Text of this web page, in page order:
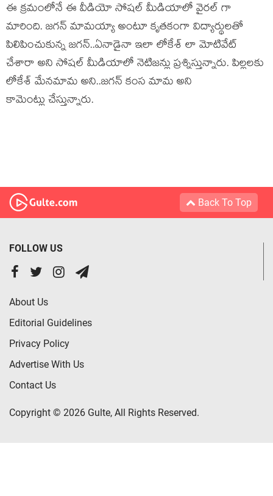
ఈ క్రమంలోనే ఈ వీడియో సోషల్ మీడియాలో వైరల్ గా
మారింది. జగన్ మామయ్యా అంటూ కృతకంగా విద్యార్థులతో
పిలిపించుకున్న జగన్..ఏనాడైనా ఇలా లోకేశ్ లా మోటివేట్
చేశారా అని సోషల్ మీడియాలో నెటిజన్లు ప్రశ్నిస్తున్నారు. పిల్లలకు
లోకేశ్ మేనమామ అని..జగన్ కంస మామ అని
కామెంట్లు చేస్తున్నారు.
Back To Top
FOLLOW US
About Us
Editorial Guidelines
Privacy Policy
Advertise With Us
Contact Us
Copyright © 2026 Gulte, All Rights Reserved.